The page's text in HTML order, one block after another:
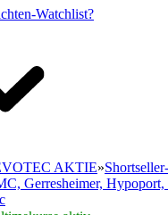
Watchlist?
AKTIE»
Gerresheimer, Hypoport,